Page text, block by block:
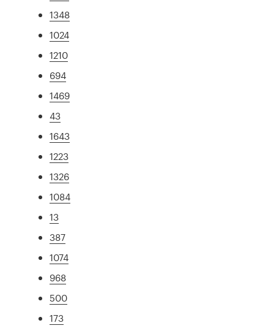
1348
1024
1210
694
1469
43
1643
1223
1326
1084
13
387
1074
968
500
173